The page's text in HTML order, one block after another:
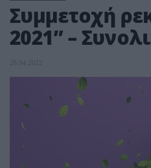
Συμμετοχή
2021” –
28.04.2022